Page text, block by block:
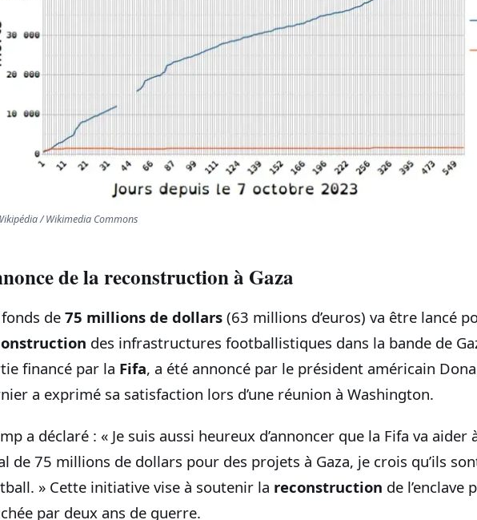
/ Wikimedia Commons
de la reconstruction à Gaza
de 75 millions de dollars (63 millions d’euros) va être lancé
des infrastructures footballistiques dans la bande de
financé par la Fifa, a été annoncé par le président américain
a exprimé sa satisfaction lors d’une réunion à Washington.
a déclaré : « Je suis aussi heureux d’annoncer que la Fifa va aider
de 75 millions de dollars pour des projets à Gaza, je crois qu’ils
» Cette initiative vise à soutenir la reconstruction de l’enclave
par deux ans de guerre.